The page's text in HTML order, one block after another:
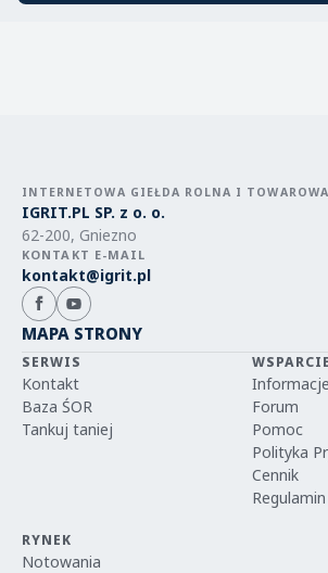
INTERNETOWA GIEŁDA ROLNA I TOWAROWA
IGRIT.PL SP. z o. o.
62-200, Gniezno
KONTAKT E-MAIL
kontakt@igrit.pl
MAPA STRONY
SERWIS
Kontakt
Baza ŚOR
Tankuj taniej
WSPARCIE
Informacje
Forum
Pomoc
Polityka
Cennik
Regulamin
RYNEK
Notowania